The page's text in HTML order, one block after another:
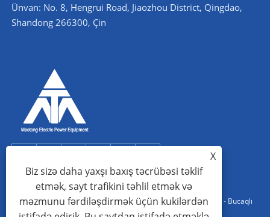
Ünvan: No. 8, Hengrui Road, Jiaozhou District, Qingdao,
Shandong 266300, Çin
Copyright © 2022 Qingdao Maotong Power Equipment Co., Ltd. - Bucaqlı
X
Biz sizə daha yaxşı baxış təcrübəsi təklif
etmək, sayt trafikini təhlil etmək və
məzmunu fərdiləşdirmək üçün kukilərdən